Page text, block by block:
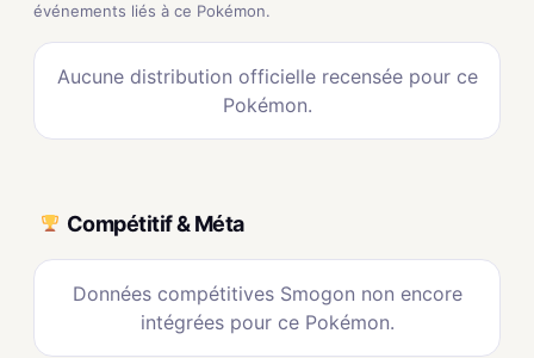
événements liés à ce Pokémon.
Aucune distribution officielle recensée pour ce
Pokémon.
Compétitif & Méta
Données compétitives Smogon non encore
intégrées pour ce Pokémon.